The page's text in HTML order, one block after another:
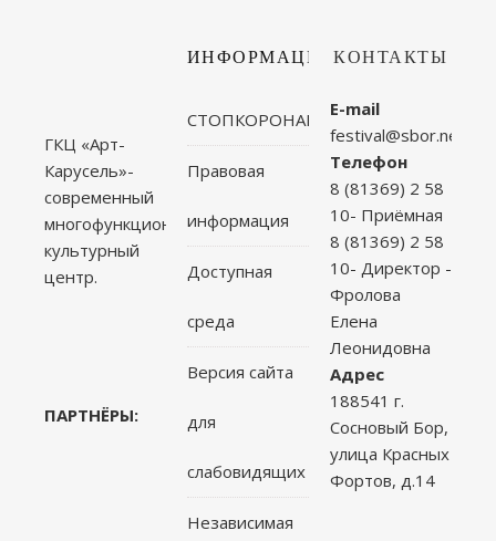
ГКЦ «Арт-
Карусель»-
современный
многофункциональный
культурный
центр.
ПАРТНЁРЫ:
ИНФОРМАЦИЯ
СТОПКОРОНАВИРУС
Правовая
информация
Доступная
среда
Версия сайта
для
слабовидящих
Независимая
КОНТАКТЫ
E-mail
festival@sbor.net
Телефон
8 (81369) 2 58
10- Приёмная
8 (81369) 2 58
10- Директор -
Фролова
Елена
Леонидовна
Адрес
188541 г.
Сосновый Бор,
улица Красных
Фортов, д.14